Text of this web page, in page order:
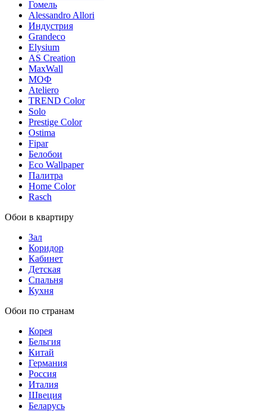
Гомель
Alessandro Allori
Индустрия
Grandeco
Elysium
AS Creation
MaxWall
МОФ
Ateliero
TREND Color
Solo
Prestige Color
Ostima
Fipar
Белобои
Eco Wallpaper
Палитра
Home Color
Rasch
Обои в квартиру
Зал
Коридор
Кабинет
Детская
Спальня
Кухня
Обои по странам
Корея
Бельгия
Китай
Германия
Россия
Италия
Швеция
Беларусь